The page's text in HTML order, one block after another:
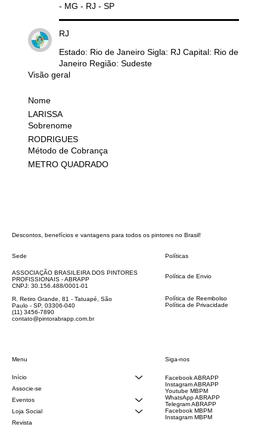
- MG - RJ - SP
RJ
Estado: Rio de Janeiro Sigla: RJ Capital: Rio de
Janeiro Região: Sudeste
Visão geral
Nome
LARISSA
Sobrenome
RODRIGUES
Método de Cobrança
METRO QUADRADO
Descontos, benefícios e vantagens para todos os pintores no Brasil!
Sede
ASSOCIAÇÃO BRASILEIRA DOS PINTORES
PROFISSIONAIS - ABRAPP
CNPJ: 30.156.488/0001-01
R. Retiro Grande, 81 - Tatuapé, São
Paulo - SP, 03306-040
(11) 3456-7890
contato@pintorabrapp.com.br
Menu
Início
Associe-se
Eventos
Loja Social
Revista
Políticas
Política de Envio
Política de Reembolso
Política de Privacidade
Siga-nos
Facebook ABRAPP
Instagram ABRAPP
Youtube MBPM
WhatsApp ABRAPP
Telegram ABRAPP
Facebook MBPM
Instagram MBPM